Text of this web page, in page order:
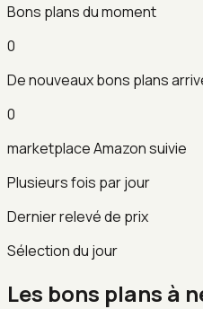
Bons plans du moment
0
De nouveaux bons plans
0
marketplace Amazon suivie
Plusieurs fois par jour
Dernier relevé de prix
Sélection du jour
Les bons plans à